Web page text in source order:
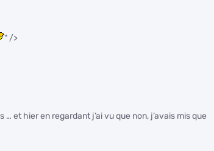
" />
et hier en regardant j’ai vu que non, j’avais mis que